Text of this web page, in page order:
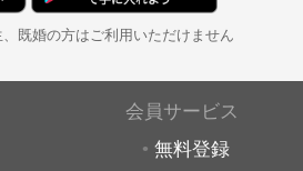
既婚の方はご利用いただけません
会員サービス
無料登録